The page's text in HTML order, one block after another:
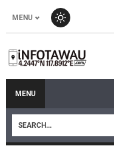
MENU
MENU